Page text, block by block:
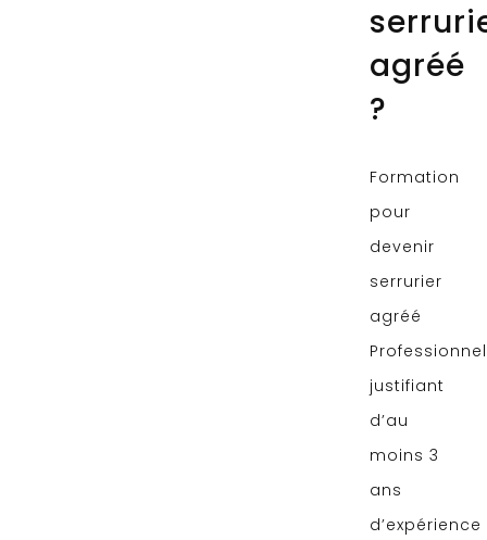
agréé
?
Formation
pour
devenir
serrurier
agréé
Professionnel
justifiant
d’au
moins 3
ans
d’expérience